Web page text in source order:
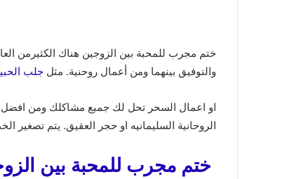
ختم مجرب للمحبة بين الزوجين هناك الكثيرمن
والتوفيق بينهما ومن أعمال روحنية. مثل جلب
او اعمال السحر تحل لك جميع مشاكلك ومن افضل
الروحانية السليمانيه او حجر العقيق. يتم
ختم مجرب للمحبة بين